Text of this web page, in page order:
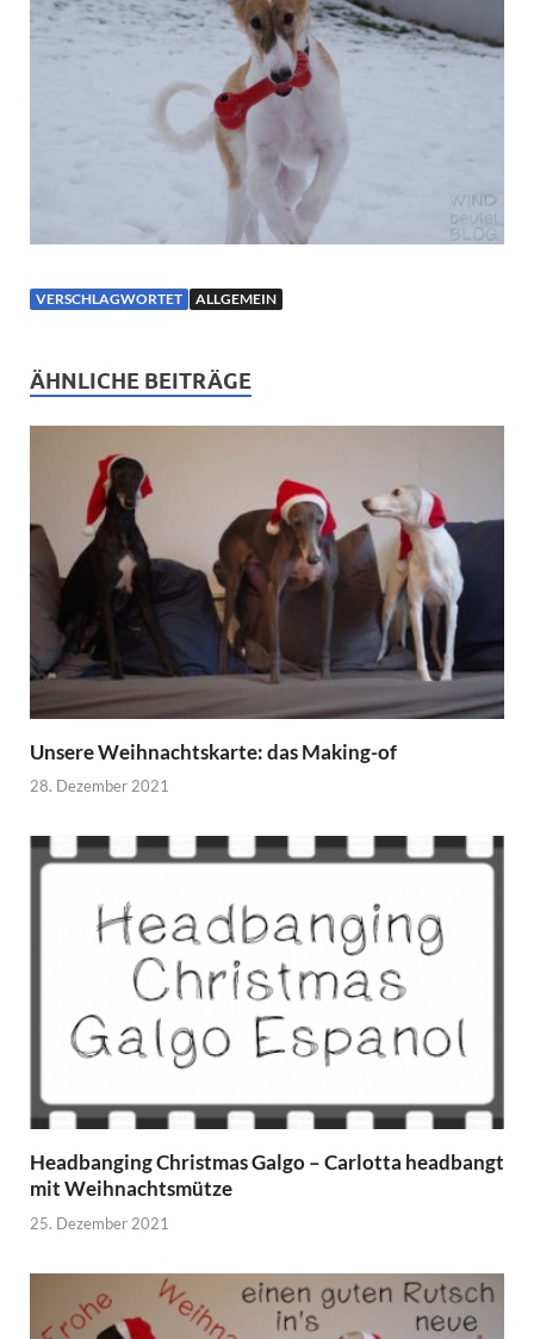
VERSCHLAGWORTET ALLGEMEIN
ÄHNLICHE BEITRÄGE
Unsere Weihnachtskarte: das Making-of
28. Dezember 2021
Headbanging Christmas Galgo – Carlotta headbangt
mit Weihnachtsmütze
25. Dezember 2021